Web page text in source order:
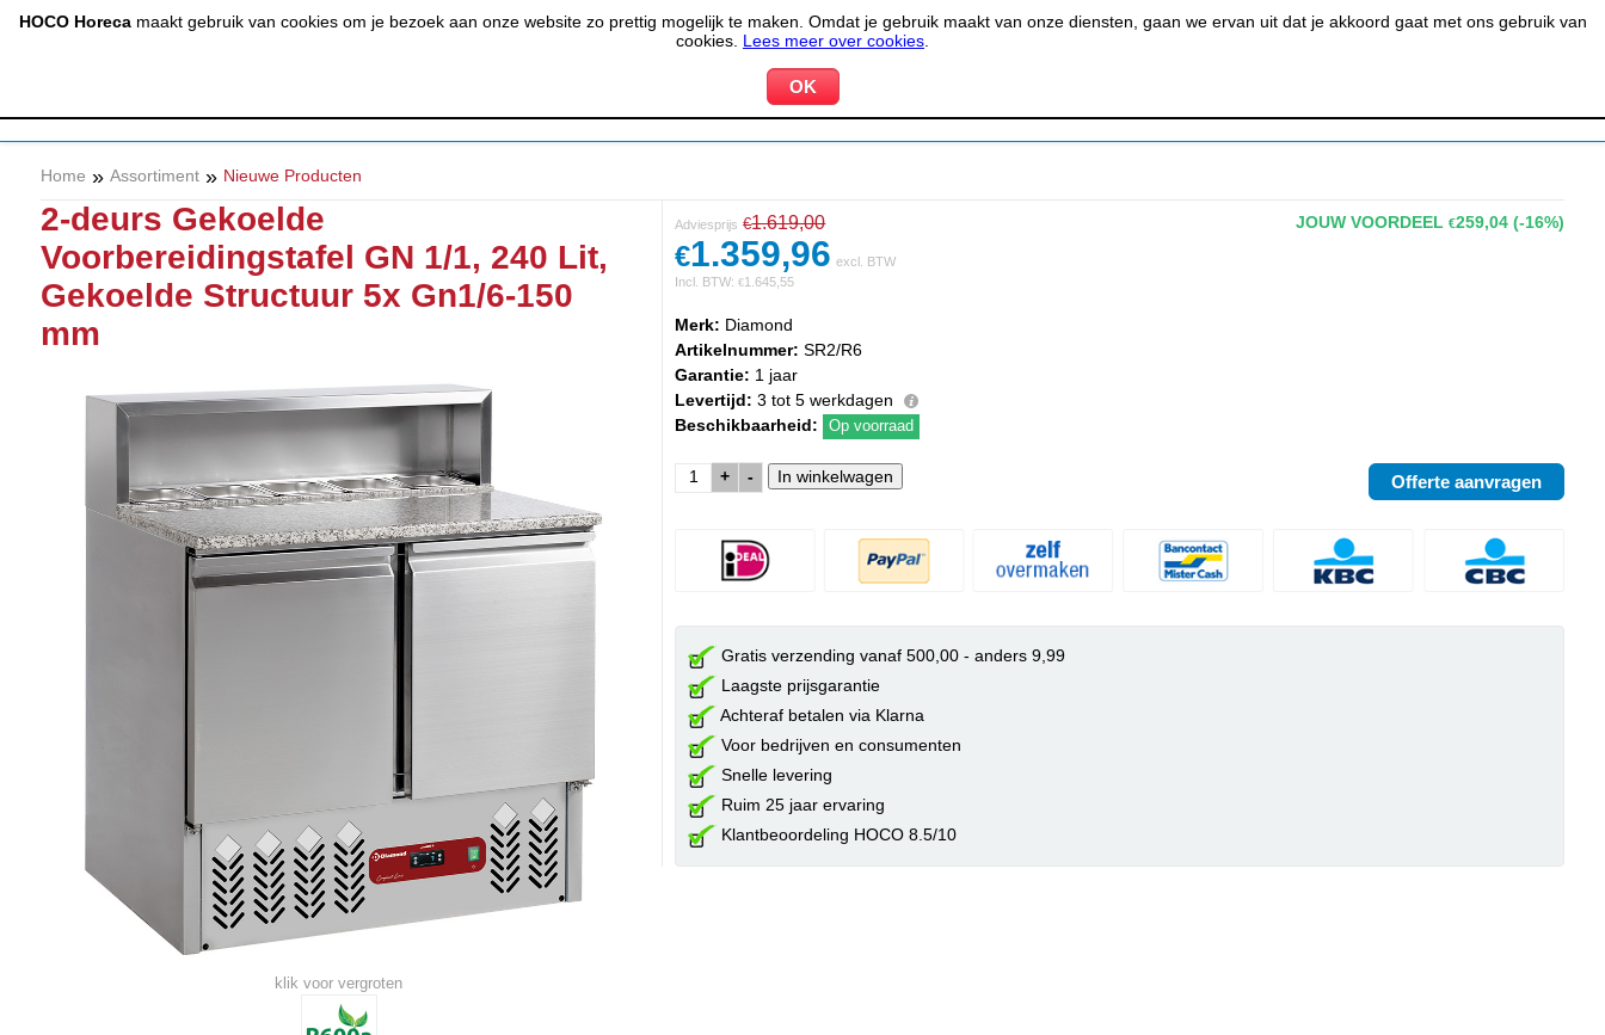
HOCO Horecamaakt gebruik van cookies om je bezoek aan onze website zo prettig mogelijk te maken. Omdat je gebruik maakt van onze diensten, gaan we ervan uit dat je akkoord gaat met ons gebruik van
cookies. Lees meer over cookies
(020) 497 6325 info@hocohoreca.nl MIJN ACCOUNT BESTELSTATUS 0 WINKELWAGEN
KOELEN &
Home » Assortiment » Nieuwe Producten
2-deurs Gekoelde
Voorbereidingstafel GN 1/1, 240 Lit,
Gekoelde Structuur 5x Gn1/6-150
mm
klik voor vergroten
Adviesprijs €1.619,00 JOUW VOORDEEL€259,04 (-16%)
€1.359,96 excl. BTW
Incl. BTW:€1.645,55
Merk: Diamond
Artikelnummer: SR2/R6
Garantie: 1 jaar
Levertijd: 3 tot 5 werkdagen
Beschikbaarheid:
Op voorraad
+ -
Gratis verzending vanaf 500,00 - anders 9,99
Laagste prijsgarantie
Achteraf betalen via Klarna
Voor bedrijven en consumenten
Snelle levering
Ruim 25 jaar ervaring
Klantbeoordeling HOCO 8.5/10